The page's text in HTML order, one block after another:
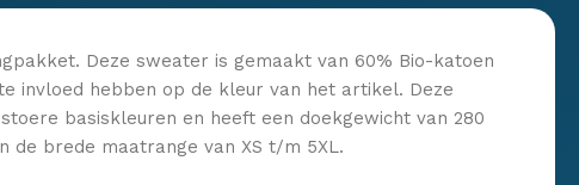
Deze sweater is gemaakt van 60% Bio-katoen
invloed hebben op de kleur van het artikel. Deze
basiskleuren en heeft een doekgewicht van 280
de brede maatrange van XS t/m 5XL.